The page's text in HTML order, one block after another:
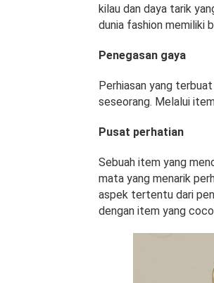
kilau dan daya tarik
dunia fashion memiliki
Penegasan gaya
Perhiasan yang
seseorang. Melalui
Pusat perhatian
Sebuah item yang
mata yang menarik
aspek tertentu dari
dengan item yang